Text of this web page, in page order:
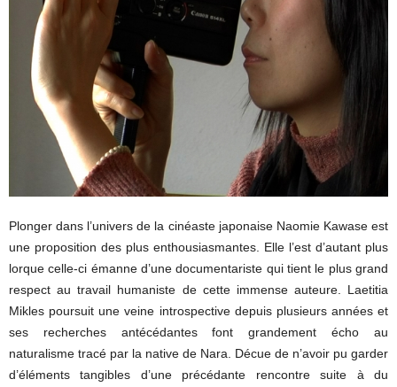
Plonger dans l’univers de la cinéaste japonaise Naomie Kawase est
une proposition des plus enthousiasmantes. Elle l’est d’autant plus
lorque celle-ci émanne d’une documentariste qui tient le plus grand
respect au travail humaniste de cette immense auteure. Laetitia
Mikles poursuit une veine introspective depuis plusieurs années et
ses recherches antécédantes font grandement écho au
naturalisme tracé par la native de Nara. Décue de n’avoir pu garder
d’éléments tangibles d’une précédante rencontre suite à du